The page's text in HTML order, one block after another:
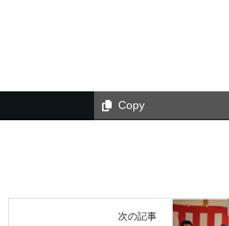
Copy
次の記事